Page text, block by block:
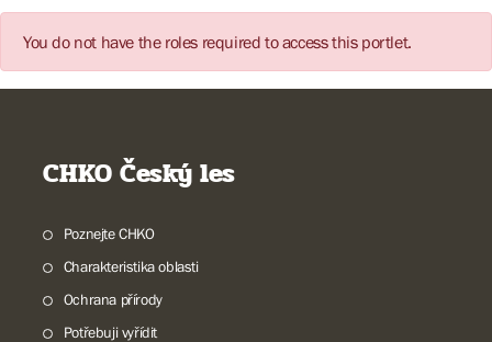
You do not have the roles required to access this portlet.
CHKO Český les
Poznejte CHKO
Charakteristika oblasti
Ochrana přírody
Potřebuji vyřídit